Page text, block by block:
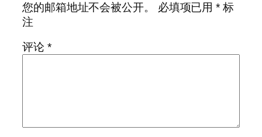
您的邮箱地址不会被公开。
必填项已用* 标
注
评论 *